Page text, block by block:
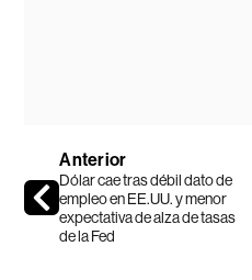
Anterior
Dólar cae tras débil dato de
empleo en EE.UU. y menor
expectativa de alza de tasas
de la Fed